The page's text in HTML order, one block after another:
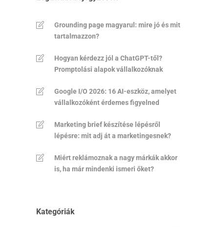
Grounding page magyarul: mire jó és mit
tartalmazzon?
Hogyan kérdezz jól a ChatGPT-től?
Promptolási alapok vállalkozóknak
Google I/O 2026: 16 AI-eszköz, amelyet
vállalkozóként érdemes figyelned
Marketing brief készítése lépésről
lépésre: mit adj át a marketingesnek?
Miért reklámoznak a nagy márkák akkor
is, ha már mindenki ismeri őket?
Kategóriák